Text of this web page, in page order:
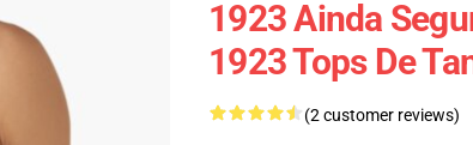
1923 Ainda
1923 Tops De
(2 customer reviews)